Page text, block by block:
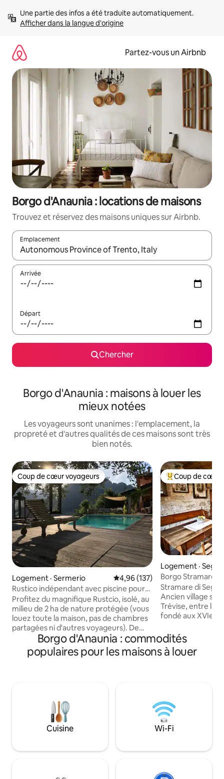
directement
Afficher dans la langue d'origine
Partez-vous un Airbnb
Borgo d'Anaunia : locations de maisons
Trouvez et réservez des maisons uniques sur Airbnb.
Emplacement
Quand les résultats sont affichés, parcourez-les en utilisant
Arrivée
Départ
Chercher
Borgo d'Anaunia : maisons à louer les
mieux notées
Les voyageurs sont unanimes : l'emplacement, la
propreté et d'autres qualités de ces maisons sont très
bien notés.
Coup de cœur voyageurs
Coup de cœur voyageurs
Logement · Sermerio Note moyenne de 4,96 sur 5,
4,96 (137)
Rustico indépendant avec piscine pour
jusqu'à 8 personnes
Profitez du magnifique Rustcio, isolé, au
milieu de 2 ha de nature protégée (vous
louez toute la maison, pas de chambres
partagées ni d'autres voyageurs). De
plus, la piscine à débordement de 50 m²
est à votre usage exclusif! 4 chambres,
3 salles de bain, une cuisine privée et un
20 minutes. Avant de réserver, veuillez
lire attentivement les informations de
sécurité concernant la piscine dans la
section « Votre hébergement » et dans
piscine ».
Coup de cœur
Coup de cœur
Logement ·
Borgo Stramare
Segusino
Stramare di
Ancien village sur
Trévise, entre la
fondé aux XVIe-
et le bois. Au
possibilités : 10
Valdobbiadene/
habitant,
romantiquement
verdure,
milieu de la
Borgo d'Anaunia : commodités
populaires pour les maisons à louer
Cuisine Wi-Fi